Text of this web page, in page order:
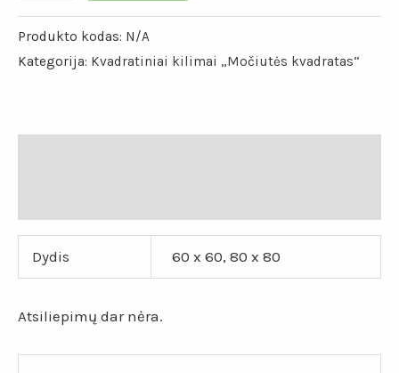
Produkto kodas: N/A
Kategorija: Kvadratiniai kilimai „Močiutės kvadratas“
Dydis 60 x 60, 80 x 80
Atsiliepimų dar nėra.